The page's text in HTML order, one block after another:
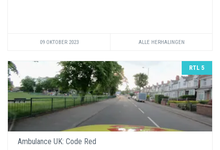
09 OKTOBER 2023 ALLE HERHALINGEN
RTL 5
Ambulance UK: Code Red